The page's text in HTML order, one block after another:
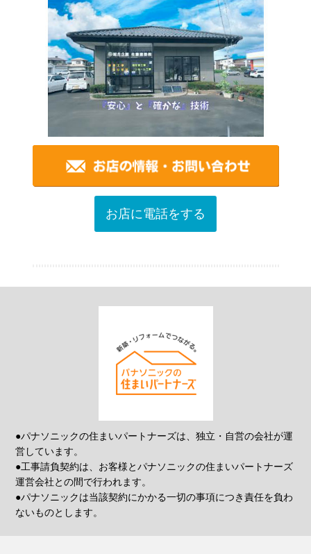
お店に電話をする
●パナソニックの住まいパートナーズは、独立・自営の会社が運
営しています。
●工事請負契約は、お客様とパナソニックの住まいパートナーズ
運営会社との間で行われます。
●パナソニックは当該契約にかかる一切の事項につき責任を負わ
ないものとします。